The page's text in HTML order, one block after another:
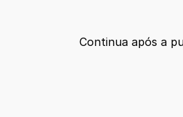
Continua após a